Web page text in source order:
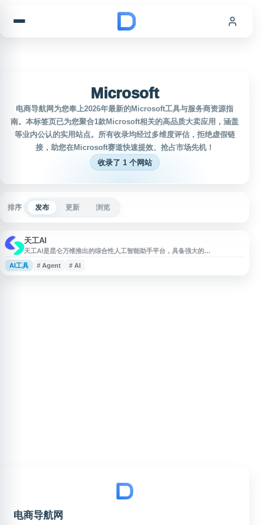
Microsoft
电商导航网为您奉上2026年最新的Microsoft工具与服务商资源指
南。本标签页已为您聚合1款Microsoft相关的高品质大卖应用，涵盖
等业内公认的实用站点。所有收录均经过多维度评估，拒绝虚假链
接，助您在Microsoft赛道快速提效、抢占市场先机！
收录了 1 个网站
排序 发布 更新 浏览
天工AI
天工AI是昆仑万维推出的综合性人工智能助手平台，具备强大的
DeepResearch深度研究能力和多模态内容生成功能。平台支持AI文档、
PPT、表格等办公文件的一键生成，可自动完成网页HTML、图像、视频、有
AI工具 # Agent # AI
电商导航网